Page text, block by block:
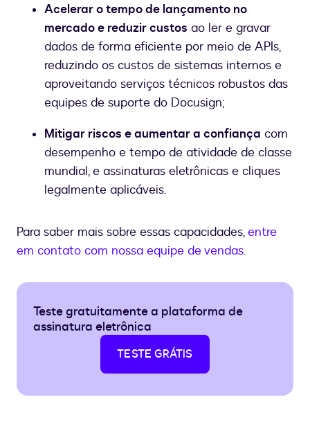
Acelerar o tempo de lançamento no
mercado e reduzir custos ao ler e gravar
dados de forma eficiente por meio de APIs,
reduzindo os custos de sistemas internos e
aproveitando serviços técnicos robustos das
equipes de suporte do Docusign;
Mitigar riscos e aumentar a confiança com
desempenho e tempo de atividade de classe
mundial, e assinaturas eletrônicas e cliques
legalmente aplicáveis.
Para saber mais sobre essas capacidades,entre
em contato com nossa equipe de vendas.
Teste gratuitamente a plataforma de
assinatura eletrônica
TESTE GRÁTIS